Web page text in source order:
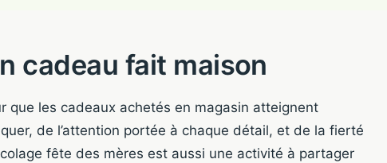
cadeau fait maison
que les cadeaux achetés en magasin atteignent
de l’attention portée à chaque détail, et de la fierté
fête des mères est aussi une activité à partager